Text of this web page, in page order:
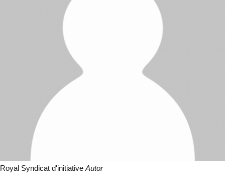
Royal Syndicat d'initiative Autor